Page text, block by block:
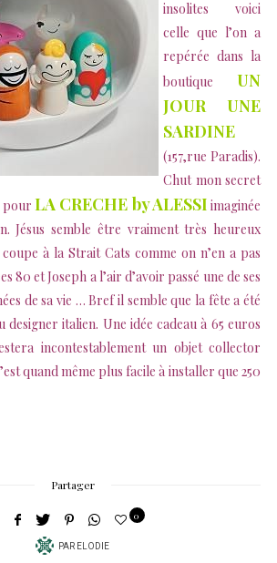
insolites voici
celle que l’on a
repérée dans la
boutique UN
JOUR UNE
SARDINE
(157,rue Paradis).
Chut mon secret
pour LA CRECHE by ALESSI imaginée
Jésus semble être vraiment très heureux
à la Strait Cats comme on n’en a pas
80 et Joseph a l’air d’avoir passé une de ses
de sa vie … Bref il semble que la fête a été
designer italien. Une idée cadeau à 65 euros
incontestablement un objet collector
quand même plus facile à installer que 250
Partager
PAR ELODIE
0